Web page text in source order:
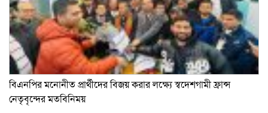
বিএনপির মনোনীত প্রার্থীদের বিজয় করার লক্ষ্যে স্বদেশগামী ফ্রান্স
নেতৃবৃন্দের মতবিনিময়